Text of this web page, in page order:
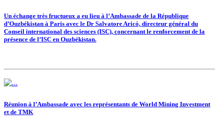
Un échange très fructueux a eu lieu à l’Ambassade de la République
d’Ouzbékistan à Paris avec le Dr Salvatore Aricó, directeur général du
Conseil international des sciences (ISC), concernant le renforcement de la
présence de l’ISC en Ouzbékistan.
Réunion à l’Ambassade avec les représentants de World Mining Investment
et de TMK